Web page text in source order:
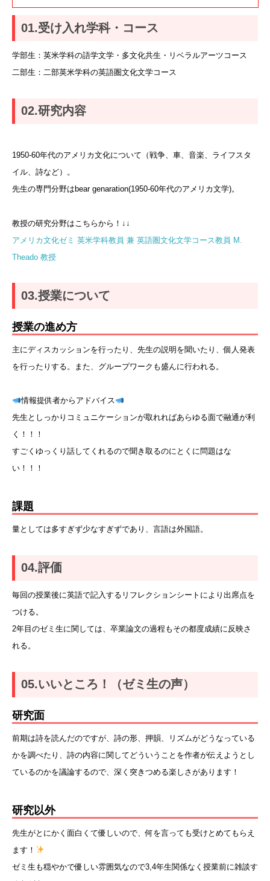
01.受け入れ学科・コース
学部生：英米学科の語学文学・多文化共生・リベラルアーツコース
二部生：二部英米学科の英語圏文化文学コース
02.研究内容
1950-60年代のアメリカ文化について（戦争、車、音楽、ライフスタ
イル、詩など）。
先生の専門分野はbear genaration(1950-60年代のアメリカ文学)。
教授の研究分野はこちらから！↓↓
アメリカ文化ゼミ 英米学科教員 兼 英語圏文化文学コース教員 M.
Theado 教授
03.授業について
授業の進め方
主にディスカッションを行ったり、先生の説明を聞いたり、個人発表
を行ったりする。また、グループワークも盛んに行われる。
情報提供者からアドバイス
先生としっかりコミュニケーションが取れればあらゆる面で融通が利
く！！！
すごくゆっくり話してくれるので聞き取るのにとくに問題はな
い！！！
課題
量としては多すぎず少なすぎずであり、言語は外国語。
04.評価
毎回の授業後に英語で記入するリフレクションシートにより出席点を
つける。
2年目のゼミ生に関しては、卒業論文の過程もその都度成績に反映さ
れる。
05.いいところ！（ゼミ生の声）
研究面
前期は詩を読んだのですが、詩の形、押韻、リズムがどうなっている
かを調べたり、詩の内容に関してどういうことを作者が伝えようとし
ているのかを議論するので、深く突きつめる楽しさがあります！
研究以外
先生がとにかく面白くて優しいので、何を言っても受けとめてもらえ
ます！
ゼミ生も穏やかで優しい雰囲気なので3,4年生関係なく授業前に雑談す